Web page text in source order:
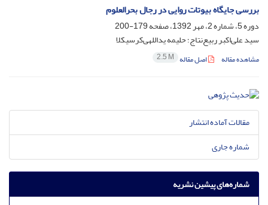
بررسی جایگاه بیوتات روایی در رجال بحرالعلوم
دوره 5، شماره 2، مهر 1392، صفحه
179-200
سید علی‌اکبر ربیع‌‌نتاج؛ حلیمه یداللهی‌کرسیکلا
مشاهده مقاله اصل مقاله 2.5 M
مقالات آماده انتشار
شماره جاری
شماره‌های پیشین نشریه